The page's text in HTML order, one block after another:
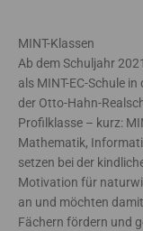
MINT-Klassen
Ab dem Schuljahr
als MINT-EC-Schule
der Otto-Hahn-
Profilklasse – kurz:
Mathematik,
setzen bei der
Motivation für
an und möchten
Fächern fördern und